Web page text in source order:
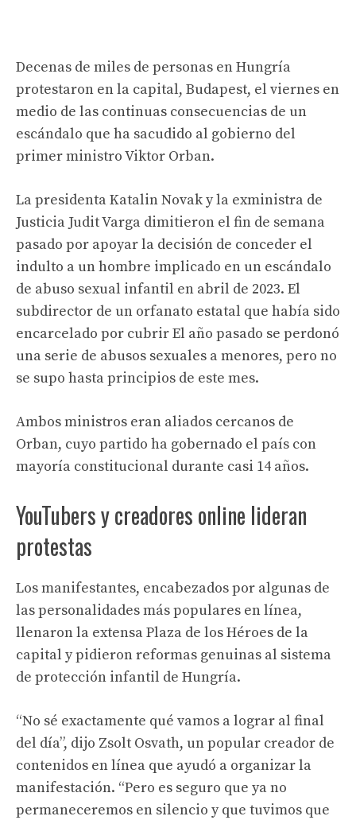
Decenas de miles de personas en Hungría
protestaron en la capital, Budapest, el viernes en
medio de las continuas consecuencias de un
escándalo que ha sacudido al gobierno del
primer ministro Viktor Orban.
La presidenta Katalin Novak y la exministra de
Justicia Judit Varga dimitieron el fin de semana
pasado por apoyar la decisión de conceder el
indulto a un hombre implicado en un escándalo
de abuso sexual infantil en abril de 2023. El
subdirector de un orfanato estatal que había sido
encarcelado por cubrir El año pasado se perdonó
una serie de abusos sexuales a menores, pero no
se supo hasta principios de este mes.
Ambos ministros eran aliados cercanos de
Orban, cuyo partido ha gobernado el país con
mayoría constitucional durante casi 14 años.
YouTubers y creadores online lideran
protestas
Los manifestantes, encabezados por algunas de
las personalidades más populares en línea,
llenaron la extensa Plaza de los Héroes de la
capital y pidieron reformas genuinas al sistema
de protección infantil de Hungría.
“No sé exactamente qué vamos a lograr al final
del día”, dijo Zsolt Osvath, un popular creador de
contenidos en línea que ayudó a organizar la
manifestación. “Pero es seguro que ya no
permaneceremos en silencio y que tuvimos que